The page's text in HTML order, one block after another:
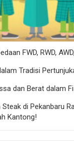
FWD, RWD,
Tradisi
dan Berat dalam
di Pekanbaru
Kantong!